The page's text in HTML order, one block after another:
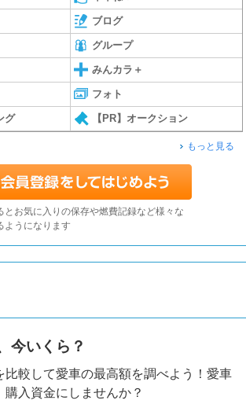
ブログ
グループ
みんカラ＋
フォト
グ 【PR】オークション
もっと見る
とお気に入りの保存や燃費記録など様々な
ようになります
今いくら？
比較して愛車の最高額を調べよう！愛車
購入資金にしませんか？